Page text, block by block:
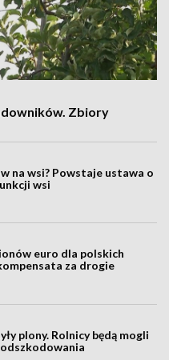
Zbiory
na wsi? Powstaje ustawa o
wsi
euro dla polskich
za drogie
plony. Rolnicy będą mogli